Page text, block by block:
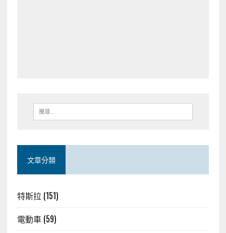
文章分類
特斯拉 (151)
電動車(59)